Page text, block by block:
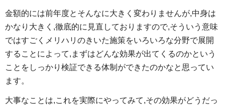
金額的には前年度とそんなに大きく変わりませんが,中身は
かなり大きく,徹底的に見直しておりますので,そういう意味
ではすごくメリハリのきいた施策をいろいろな分野で展開
することによって,まずはどんな効果が出てくるのかという
ことをしっかり検証できる体制ができたのかなと思ってい
ます。
大事なことは,これを実際にやってみて,その効果がどうだっ